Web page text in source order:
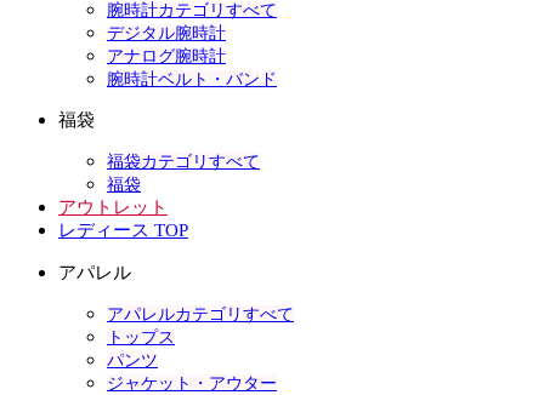
腕時計カテゴリすべて
デジタル腕時計
アナログ腕時計
腕時計ベルト・バンド
福袋
福袋カテゴリすべて
福袋
アウトレット
レディース TOP
アパレル
アパレルカテゴリすべて
トップス
パンツ
ジャケット・アウター